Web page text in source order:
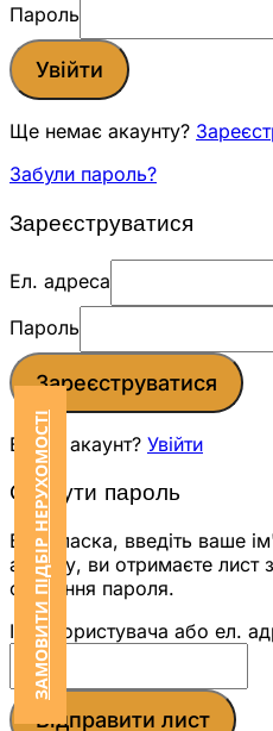
ЗАМОВИТИ ПІДБІР НЕРУХОМОСТІ
Пароль
Увійти
Ще немає акаунту?
Забули пароль?
Зареєструватися
Ел. адреса
Пароль
Зареєструватися
Вже є акаунт? Увійти
Скинути пароль
Будь ласка, введіть ваше
адресу, ви отримаєте лист
скидання пароля.
Ім'я користувача або ел.
Відправити лист